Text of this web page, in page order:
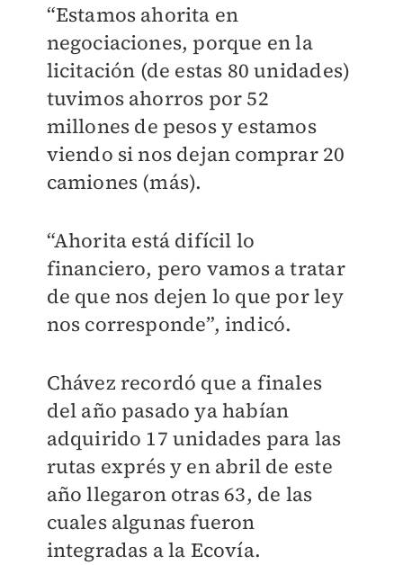
“Estamos ahorita en
negociaciones, porque en la
licitación (de estas 80 unidades)
tuvimos ahorros por 52
millones de pesos y estamos
viendo si nos dejan comprar 20
camiones (más).
“Ahorita está difícil lo
financiero, pero vamos a tratar
de que nos dejen lo que por ley
nos corresponde”, indicó.
Chávez recordó que a finales
del año pasado ya habían
adquirido 17 unidades para las
rutas exprés y en abril de este
año llegaron otras 63, de las
cuales algunas fueron
integradas a la Ecovía.